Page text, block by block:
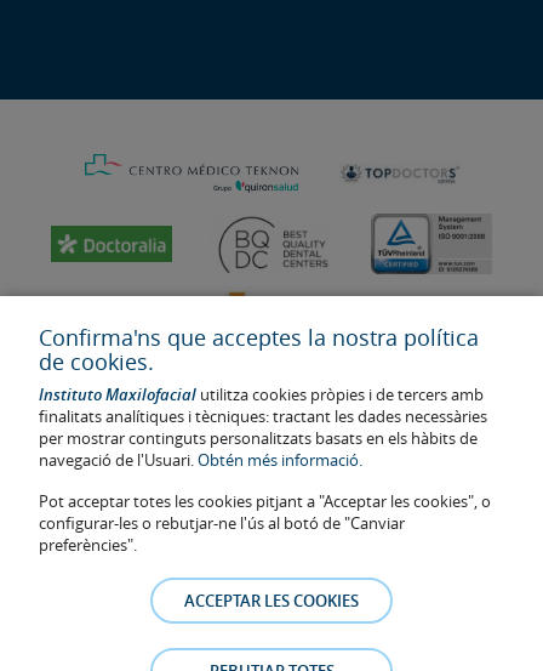
Última actualització: 2023
Num. d'autorització de centre sanitari: E08646940
La informació present a la web no reemplaça sinó complementa la
relació metge-pacient. En cas de dubte, consulti amb el metge de
referència. Les fotos i els testimonis dels pacients identificables que
apareixen a la web estan publicades amb el seu consentiment i es
retiraran a qualsevol moment a petició dels pacients.
Confirma'ns que acceptes la nostra política
de cookies.
Instituto Maxilofacial utilitza cookies pròpies i de tercers amb
finalitats analítiques i tècniques: tractant les dades necessàries
per mostrar continguts personalitzats basats en els hàbits de
navegació de l'Usuari.Obtén més informació.
Pot acceptar totes les cookies pitjant a "Acceptar les cookies", o
configurar-les o rebutjar-ne l'ús al botó de "Canviar
preferències".
ACCEPTAR LES COOKIES